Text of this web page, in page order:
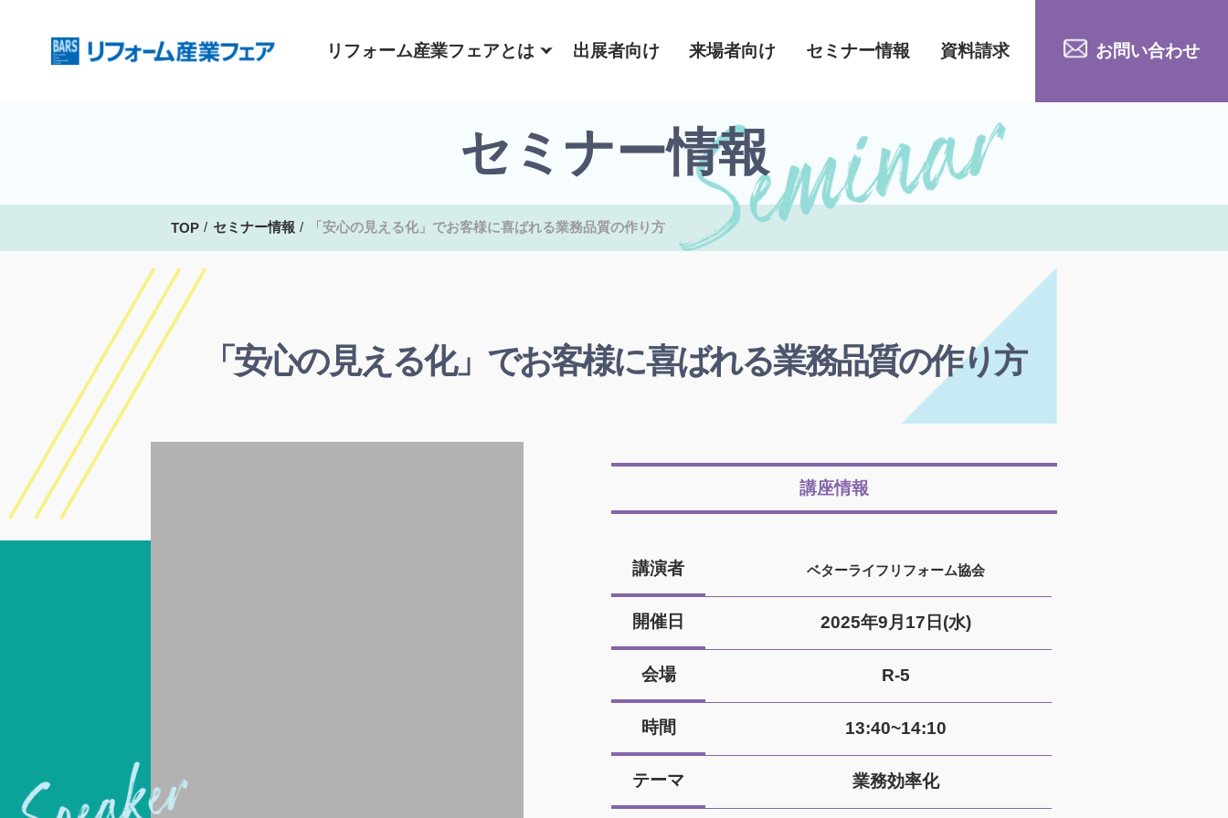
リフォーム産業フェアとは 出展者向け 来場者向け セミナー情報 資料請求 お問い合わせ
セミナー情報
TOP セミナー情報 「安心の見える化」でお客様に喜ばれる業務品質の作り方
「安心の見える化」でお客様に喜ばれる業務品質の作り方
講座情報
講演者 ベターライフリフォーム協会
開催日 2025年9月17日(水)
会場 R-5
時間 13:40~14:10
テーマ 業務効率化